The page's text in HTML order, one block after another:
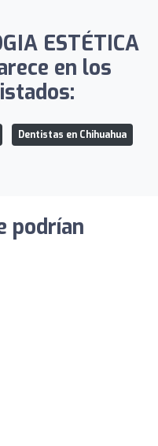
ESTÉTICA
en los
Dentistas en Chihuahua
podrían